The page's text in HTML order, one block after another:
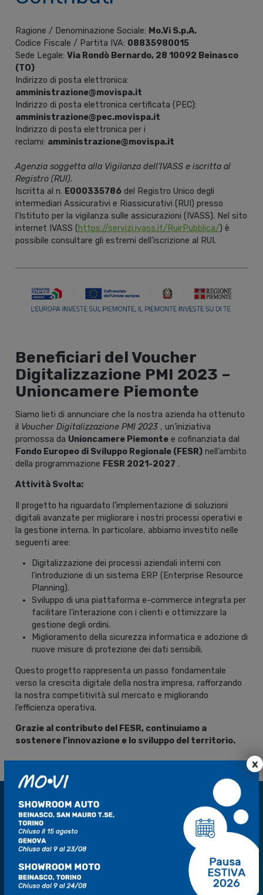
Ragione / Denominazione Sociale: Mo.Vi S.p.A.
Codice Fiscale / Partita IVA: 08835980015
Sede Legale: Via Rondò Bernardo, 28 10092 Beinasco
(TO)
Indirizzo di posta elettronica:
amministrazione@movispa.it
Indirizzo di posta elettronica certificata (PEC):
amministrazione@pec.movispa.it
Indirizzo di posta elettronica per i
reclami: amministrazione@movispa.it
Agenzia soggetta alla Vigilanza dell’IVASS e iscritta al
Registro (RUI).
Iscritta al n. E000335786del Registro Unico degli
intermediari Assicurativi e Riassicurativi (RUI) presso
l’Istituto per la vigilanza sulle assicurazioni (IVASS). Nel sito
internet IVASS (https://servizi.ivass.it/RuirPubblica/) è
possibile consultare gli estremi dell’iscrizione al RUI.
Beneficiari del Voucher
Digitalizzazione PMI 2023 –
Unioncamere Piemonte
Siamo lieti di annunciare che la nostra azienda ha ottenuto
il Voucher Digitalizzazione PMI 2023, un’iniziativa
promossa da Unioncamere Piemontee cofinanziata dal
Fondo Europeo di Sviluppo Regionale (FESR)nell’ambito
della programmazione FESR 2021-2027 .
Attività Svolta:
Il progetto ha riguardato l’implementazione di soluzioni
digitali avanzate per migliorare i nostri processi operativi e
la gestione interna. In particolare, abbiamo investito nelle
seguenti aree:
Digitalizzazione dei processi aziendali interni con
l’introduzione di un sistema ERP (Enterprise Resource
Planning).
Sviluppo di una piattaforma e-commerce integrata per
facilitare l’interazione con i clienti e ottimizzare la
gestione degli ordini.
Miglioramento della sicurezza informatica e adozione di
nuove misure di protezione dei dati sensibili.
Questo progetto rappresenta un passo fondamentale
verso la crescita digitale della nostra impresa, rafforzando
la nostra competitività sul mercato e migliorando
l’efficienza operativa.
Grazie al contributo del FESR, continuiamo a
sostenere l’innovazione e lo sviluppo del territorio.
Perché scegliere Mo.Vi?
Il Tuo Centro della Mobilità a
TorinoeGenova
MO•VI(Mobility Village) nasce con l'obiettivo
x